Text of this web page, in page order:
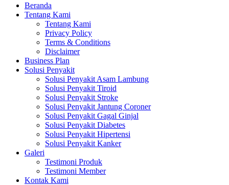
Beranda
Tentang Kami
Tentang Kami
Privacy Policy
Terms & Conditions
Disclaimer
Business Plan
Solusi Penyakit
Solusi Penyakit Asam Lambung
Solusi Penyakit Tiroid
Solusi Penyakit Stroke
Solusi Penyakit Jantung Coroner
Solusi Penyakit Gagal Ginjal
Solusi Penyakit Diabetes
Solusi Penyakit Hipertensi
Solusi Penyakit Kanker
Galeri
Testimoni Produk
Testimoni Member
Kontak Kami